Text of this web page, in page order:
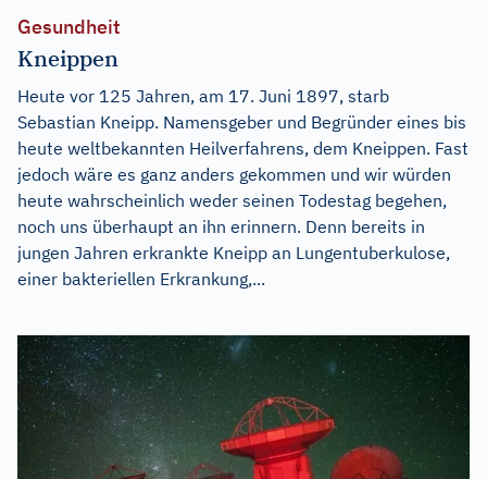
Gesundheit
Kneippen
Heute vor 125 Jahren, am 17. Juni 1897, starb
Sebastian Kneipp. Namensgeber und Begründer eines bis
heute weltbekannten Heilverfahrens, dem Kneippen. Fast
jedoch wäre es ganz anders gekommen und wir würden
heute wahrscheinlich weder seinen Todestag begehen,
noch uns überhaupt an ihn erinnern. Denn bereits in
jungen Jahren erkrankte Kneipp an Lungentuberkulose,
einer bakteriellen Erkrankung,...